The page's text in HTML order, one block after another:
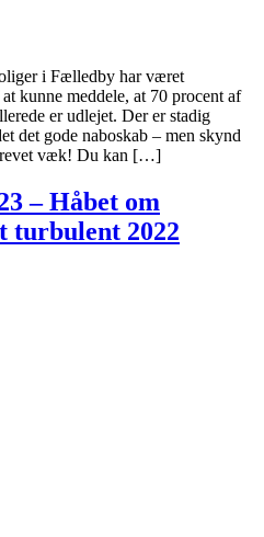
i Fælledby har været
kunne meddele, at 70 procent af
er udlejet. Der er stadig
det gode naboskab – men skynd
revet væk! Du kan […]
– Håbet om
turbulent 2022